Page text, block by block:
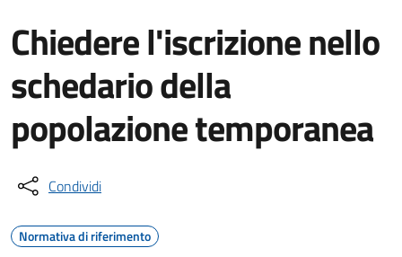
Chiedere l'iscrizione nello
schedario della
popolazione temporanea
Condividi
Normativa di riferimento